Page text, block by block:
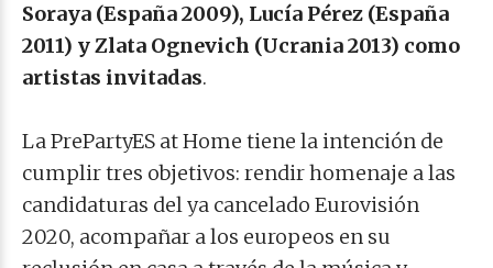
Soraya (España 2009), Lucía Pérez (España
2011) y Zlata Ognevich (Ucrania 2013) como
artistas invitadas.
La PrePartyES at Home tiene la intención de
cumplir tres objetivos: rendir homenaje a las
candidaturas del ya cancelado Eurovisión
2020, acompañar a los europeos en su